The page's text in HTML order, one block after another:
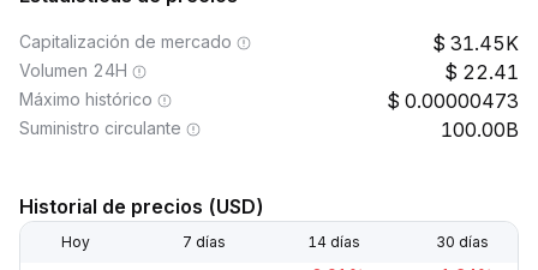
Capitalización de mercado 31.45K
Volumen 24H 22.41
Máximo histórico 0.00000473
Suministro circulante 100.00B
Historial de precios (USD)
Hoy 7 días 14 días 30 días